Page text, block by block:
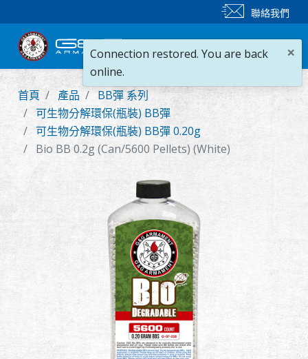
新產品
步槍
聯絡我們
首頁 產品
BB彈 系列
可生物分解環保(瓶裝) BB彈
可生物分解環保(瓶裝) BB彈 0.20g
Bio BB 0.2g (Can/5600 Pellets) (White)
×
Connection restored. You are back
online.